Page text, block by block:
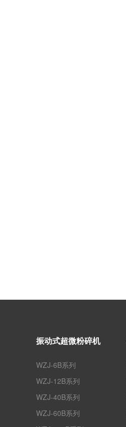
振动式超微粉碎机
WZJ-6B系列
WZJ-12B系列
WZJ-40B系列
WZJ-60B系列